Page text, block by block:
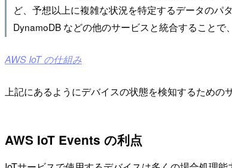
ど、予想以上に複雑な状況を特定するデータのパ
DynamoDB などの他のサービスと統合することで
AWS IoT の仕組み
上記にあるようにデバイスの状態を検知するための
AWS IoT Events の利点